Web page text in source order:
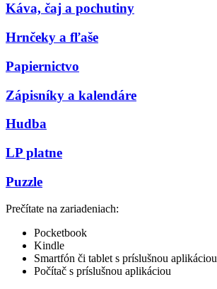
Káva, čaj a pochutiny
Hrnčeky a fľaše
Papiernictvo
Zápisníky a kalendáre
Hudba
LP platne
Puzzle
Prečítate na zariadeniach:
Pocketbook
Kindle
Smartfón či tablet s príslušnou aplikáciou
Počítač s príslušnou aplikáciou